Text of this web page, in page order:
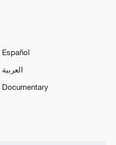
Español
العربية
Documentary